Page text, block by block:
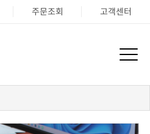
주문조회 고객센터